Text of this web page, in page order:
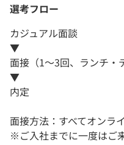
選考フロー
カジュアル面談
▼
面接（1～3回、ランチ・
▼
内定
面接方法：すべてオンラ
※ご入社までに一度はご